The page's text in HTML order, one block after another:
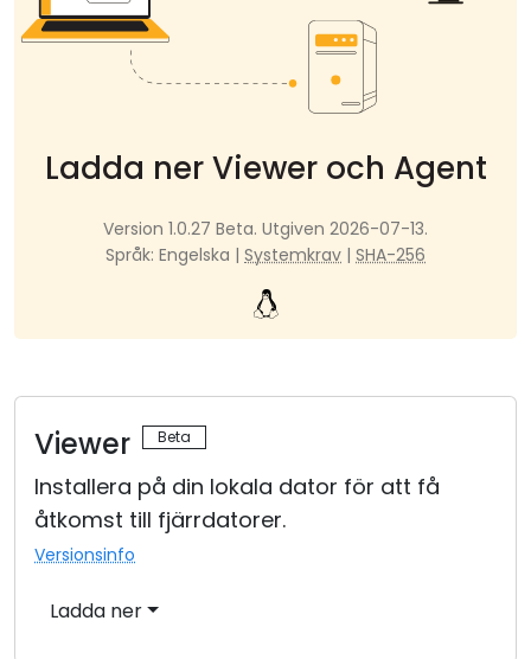
Ladda ner Viewer och Agent
Version 1.0.27 Beta. Utgiven 2026-07-13.
Språk: Engelska | Systemkrav | SHA-256
Viewer
Installera på din lokala dator för att få
åtkomst till fjärrdatorer.
Versionsinfo
Ladda ner
Moln & Lokal installation